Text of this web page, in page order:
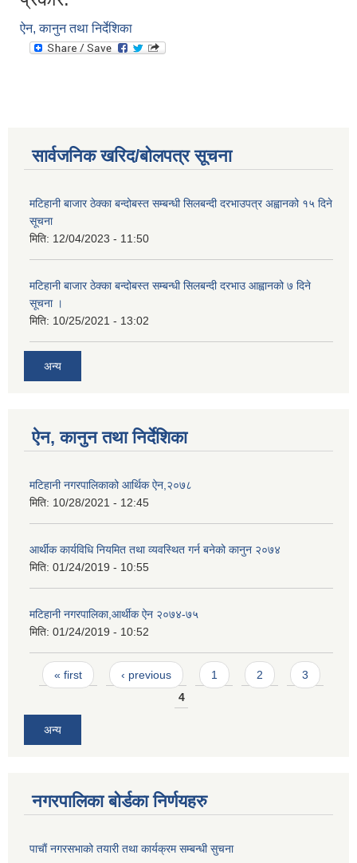
ऐन, कानुन तथा निर्देशिका
सार्वजनिक खरिद/बोलपत्र सूचना
मटिहानी बाजार ठेक्का बन्दोबस्त सम्बन्धी सिलबन्दी दरभाउपत्र अह्वानको १५ दिने
सूचना
मिति: 12/04/2023 - 11:50
मटिहानी बाजार ठेक्का बन्दोबस्त सम्बन्धी सिलबन्दी दरभाउ आह्वानको ७ दिने
सूचना ।
मिति: 10/25/2021 - 13:02
अन्य
ऐन, कानुन तथा निर्देशिका
मटिहानी नगरपालिकाको आर्थिक ऐन,२०७८
मिति: 10/28/2021 - 12:45
आर्थीक कार्यविधि नियमित तथा व्यवस्थित गर्न बनेको कानुन २०७४
मिति: 01/24/2019 - 10:55
मटिहानी नगरपालिका,आर्थीक ऐन २०७४-७५
मिति: 01/24/2019 - 10:52
Pages
« first ‹ previous 1 2
3
4
अन्य
नगरपालिका बोर्डका निर्णयहरु
पाचाैं नगरसभाको तयारी तथा कार्यक्रम सम्बन्धी सुचना